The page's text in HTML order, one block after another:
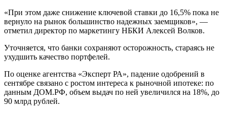
«При этом даже снижение ключевой ставки до 16,5% пока не
вернуло на рынок большинство надежных заемщиков», —
отметил директор по маркетингу НБКИ Алексей Волков.
Уточняется, что банки сохраняют осторожность, стараясь не
ухудшить качество портфелей.
По оценке агентства «Эксперт РА», падение одобрений в
сентябре связано с ростом интереса к рыночной ипотеке: по
данным ДОМ.РФ, объем выдач по ней увеличился на 18%, до
90 млрд рублей.